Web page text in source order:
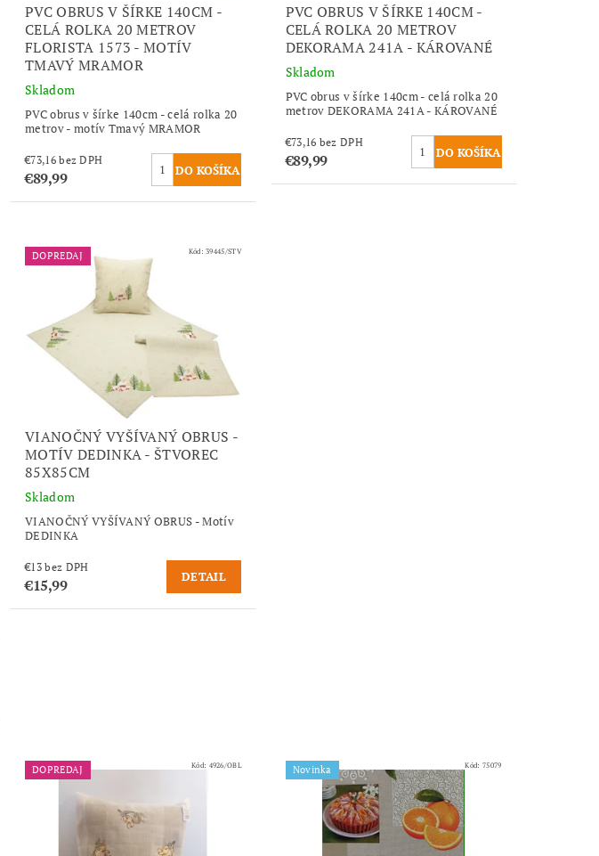
PVC OBRUS V ŠÍRKE 140CM -
CELÁ ROLKA 20 METROV
FLORISTA 1573 - MOTÍV
TMAVÝ MRAMOR
Skladom
PVC obrus v šírke 140cm - celá rolka 20
metrov - motív Tmavý MRAMOR
€73,16 bez DPH
€89,99
PVC OBRUS V ŠÍRKE 140CM -
CELÁ ROLKA 20 METROV
DEKORAMA 241A - KÁROVANÉ
Skladom
PVC obrus v šírke 140cm - celá rolka 20
metrov DEKORAMA 241A - KÁROVANÉ
€73,16 bez DPH
€89,99
DOPREDAJ Kód:39445/STV
VIANOČNÝ VYŠÍVANÝ OBRUS -
MOTÍV DEDINKA - ŠTVOREC
85X85CM
Skladom
VIANOČNÝ VYŠÍVANÝ OBRUS - Motív
DEDINKA
€13 bez DPH
€15,99 DETAIL
DOPREDAJ Kód: 4926/OBL Novinka Kód:75079